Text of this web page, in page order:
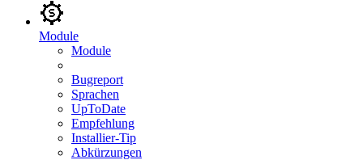
Module
Module
Bugreport
Sprachen
UpToDate
Empfehlung
Installier-Tip
Abkürzungen